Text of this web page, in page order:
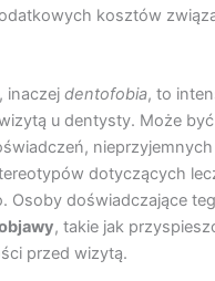
kosztów
, inaczejdentofobia, to
u dentysty. Może
dotyczących
Osoby doświadczające
, takie jak
przed wizytą.